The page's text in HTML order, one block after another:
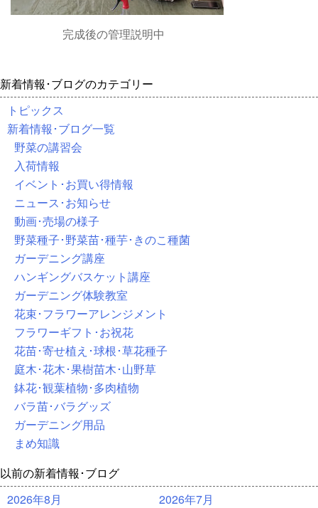
完成後の管理説明中
新着情報･ブログのカテゴリー
トピックス
新着情報･ブログ一覧
野菜の講習会
入荷情報
イベント･お買い得情報
ニュース･お知らせ
動画･売場の様子
野菜種子･野菜苗･種芋･きのこ種菌
ガーデニング講座
ハンギングバスケット講座
ガーデニング体験教室
花束･フラワーアレンジメント
フラワーギフト･お祝花
花苗･寄せ植え･球根･草花種子
庭木･花木･果樹苗木･山野草
鉢花･観葉植物･多肉植物
バラ苗･バラグッズ
ガーデニング用品
まめ知識
以前の新着情報･ブログ
2026年8月
2026年7月